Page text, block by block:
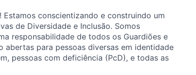
conscientizando e construindo um
de Diversidade e Inclusão. Somos
responsabilidade de todos os Guardiões e
abertas para pessoas diversas em identidade
pessoas com deficiência (PcD), e todas as